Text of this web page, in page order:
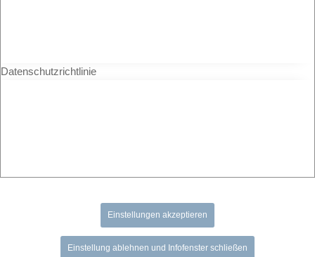
Datenschutzrichtlinie
Einstellungen akzeptieren
Einstellung ablehnen und Infofenster schließen